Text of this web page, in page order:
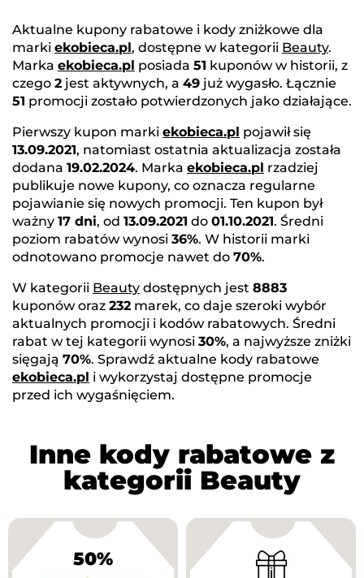
Aktualne kupony rabatowe i kody zniżkowe dla
marki ekobieca.pl, dostępne w kategorii Beauty.
Marka ekobieca.pl posiada 51 kuponów w historii, z
czego 2 jest aktywnych, a 49 już wygasło. Łącznie
51 promocji zostało potwierdzonych jako działające.
Pierwszy kupon marki ekobieca.pl pojawił się
13.09.2021, natomiast ostatnia aktualizacja została
dodana 19.02.2024. Marka ekobieca.pl rzadziej
publikuje nowe kupony, co oznacza regularne
pojawianie się nowych promocji. Ten kupon był
ważny 17 dni, od 13.09.2021 do 01.10.2021. Średni
poziom rabatów wynosi 36%. W historii marki
odnotowano promocje nawet do 70%.
W kategorii Beauty dostępnych jest 8883
kuponów oraz 232 marek, co daje szeroki wybór
aktualnych promocji i kodów rabatowych. Średni
rabat w tej kategorii wynosi 30%, a najwyższe zniżki
sięgają 70%. Sprawdź aktualne kody rabatowe
ekobieca.pl i wykorzystaj dostępne promocje
przed ich wygaśnięciem.
Inne kody rabatowe z
kategorii Beauty
50%